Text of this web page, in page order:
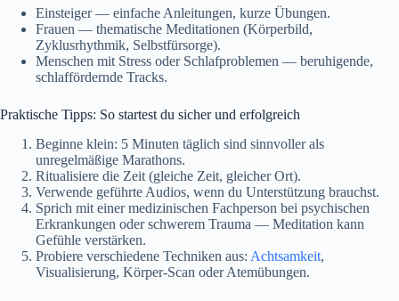
Einsteiger — einfache Anleitungen, kurze Übungen.
Frauen — thematische Meditationen (Körperbild,
Zyklusrhythmik, Selbstfürsorge).
Menschen mit Stress oder Schlafproblemen — beruhigende,
schlaffördernde Tracks.
Praktische Tipps: So startest du sicher und erfolgreich
Beginne klein: 5 Minuten täglich sind sinnvoller als
unregelmäßige Marathons.
Ritualisiere die Zeit (gleiche Zeit, gleicher Ort).
Verwende geführte Audios, wenn du Unterstützung brauchst.
Sprich mit einer medizinischen Fachperson bei psychischen
Erkrankungen oder schwerem Trauma — Meditation kann
Gefühle verstärken.
Probiere verschiedene Techniken aus: Achtsamkeit,
Visualisierung, Körper-Scan oder Atemübungen.